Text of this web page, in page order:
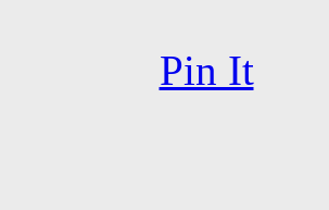
Pin It